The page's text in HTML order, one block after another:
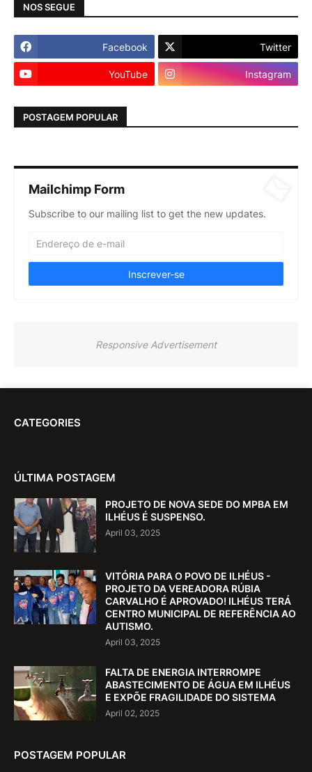
NOS SEGUE
Facebook Twitter
YouTube Instagram
POSTAGEM POPULAR
Mailchimp Form
Subscribe to our mailing list to get the new updates.
Responsive Advertisement
CATEGORIES
ÚLTIMA POSTAGEM
PROJETO DE NOVA SEDE DO MPBA EM
ILHÉUS É SUSPENSO.
April 03, 2025
VITÓRIA PARA O POVO DE ILHÉUS -
PROJETO DA VEREADORA RÚBIA
CARVALHO É APROVADO! ILHÉUS TERÁ
CENTRO MUNICIPAL DE REFERÊNCIA AO
AUTISMO.
April 03, 2025
FALTA DE ENERGIA INTERROMPE
ABASTECIMENTO DE ÁGUA EM ILHÉUS
E EXPÕE FRAGILIDADE DO SISTEMA
April 02, 2025
POSTAGEM POPULAR